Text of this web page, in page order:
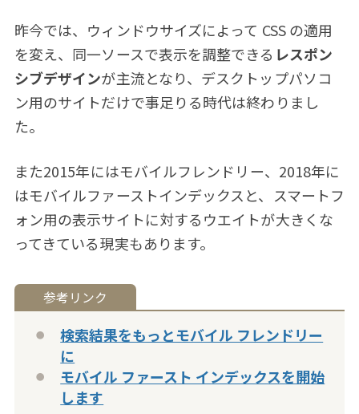
昨今では、ウィンドウサイズによって CSS の適用
を変え、同一ソースで表示を調整できる レスポン
シブデザインが主流となり、デスクトップパソコ
ン用のサイトだけで事足りる時代は終わりまし
た。
また2015年にはモバイルフレンドリー、2018年に
はモバイルファーストインデックスと、スマートフ
ォン用の表示サイトに対するウエイトが大きくな
ってきている現実もあります。
検索結果をもっとモバイル フレンドリー
に
モバイル ファースト インデックスを開始
します